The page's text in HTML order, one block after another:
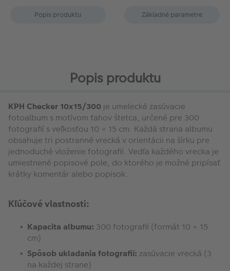
Popis produktu Základné parametre
Popis produktu
KPH Checker 10x15/300 je umelecké zasúvacie
fotoalbum s motívom ťahov štetca, určené pre 300
fotografií s veľkosťou 10 × 15 cm. Každá strana albumu
obsahuje tri postranné vrecká v orientácii na šírku pre
jednoduché vloženie fotografií. Vedľa každého vrecka je
umiestnené popisové pole, do ktorého je možné pripísať
krátky komentár alebo popisok.
Kľúčové vlastnosti:
Kapacita albumu: 300 fotografií (formát 10 × 15
cm)
Spôsob ukladania fotografií: zasúvacie vrecká (3
na každej strane)